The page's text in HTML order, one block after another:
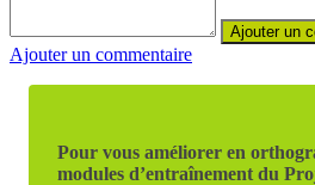
Ajouter un commentaire
Pour vous améliorer en
modules d’entraînement du